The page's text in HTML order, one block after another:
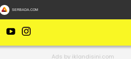
SERBADA.COM